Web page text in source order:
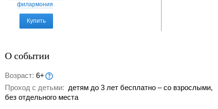
филармония
Купить
О событии
Возраст: 6+
Проход с детьми: детям до 3 лет бесплатно – со взрослыми,
без отдельного места